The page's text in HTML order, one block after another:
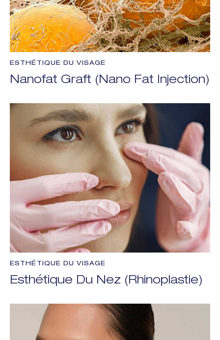
Nanofat Graft (Nano Fat Injection)
ESTHÉTIQUE DU VISAGE
Esthétique Du Nez (Rhinoplastie)
ESTHÉTIQUE DU VISAGE